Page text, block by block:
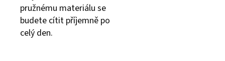
pružnému materiálu se
budete cítit příjemně po
celý den.